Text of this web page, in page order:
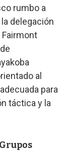
rumbo a
delegación
al
para
táctica y la